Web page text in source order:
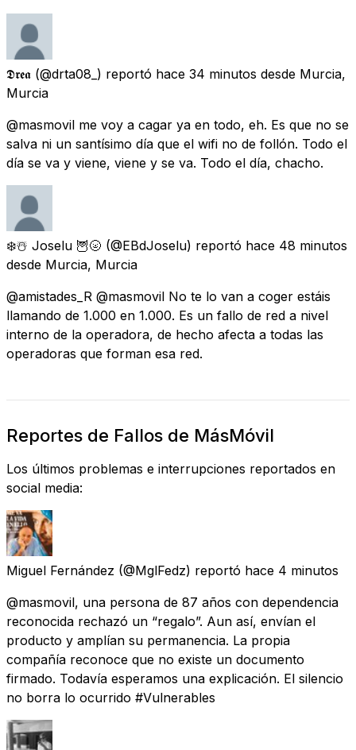
𝕯𝖗𝖊𝖆 (@drta08_) reportó hace 34 minutos desde Murcia,
Murcia
@masmovil me voy a cagar ya en todo, eh. Es que no se
salva ni un santísimo día que el wifi no de follón. Todo el
día se va y viene, viene y se va. Todo el día, chacho.
❄️☃️ Joselu 🦉🌝 (@EBdJoselu) reportó hace 48 minutos
desde Murcia, Murcia
@amistades_R @masmovil No te lo van a coger estáis
llamando de 1.000 en 1.000. Es un fallo de red a nivel
interno de la operadora, de hecho afecta a todas las
operadoras que forman esa red.
Reportes de Fallos de MásMóvil
Los últimos problemas e interrupciones reportados en
social media:
Miguel Fernández (@MglFedz) reportó hace 4 minutos
@masmovil, una persona de 87 años con dependencia
reconocida rechazó un “regalo”. Aun así, envían el
producto y amplían su permanencia. La propia
compañía reconoce que no existe un documento
firmado. Todavía esperamos una explicación. El silencio
no borra lo ocurrido #Vulnerables